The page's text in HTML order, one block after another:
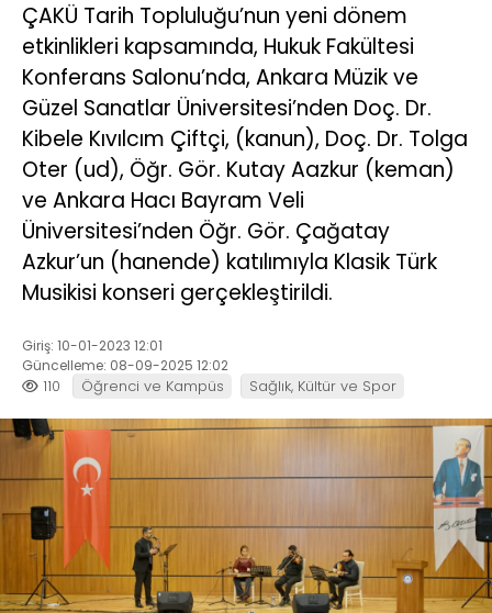
ÇAKÜ Tarih Topluluğu’nun yeni dönem
etkinlikleri kapsamında, Hukuk Fakültesi
Konferans Salonu’nda, Ankara Müzik ve
Güzel Sanatlar Üniversitesi’nden Doç. Dr.
Kibele Kıvılcım Çiftçi, (kanun), Doç. Dr. Tolga
Oter (ud), Öğr. Gör. Kutay Aazkur (keman)
ve Ankara Hacı Bayram Veli
Üniversitesi’nden Öğr. Gör. Çağatay
Azkur’un (hanende) katılımıyla Klasik Türk
Musikisi konseri gerçekleştirildi.
Giriş: 10-01-2023 12:01
Güncelleme: 08-09-2025 12:02
110 Öğrenci ve Kampüs Sağlık, Kültür ve Spor